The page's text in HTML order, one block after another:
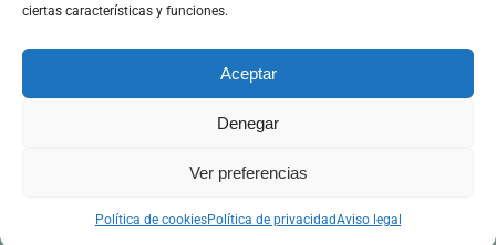
ciertas características y funciones.
Aceptar
Denegar
Ver preferencias
Política de cookiesPolítica de privacidadAviso legal
y reembolso|Seguridad y protección a compradores